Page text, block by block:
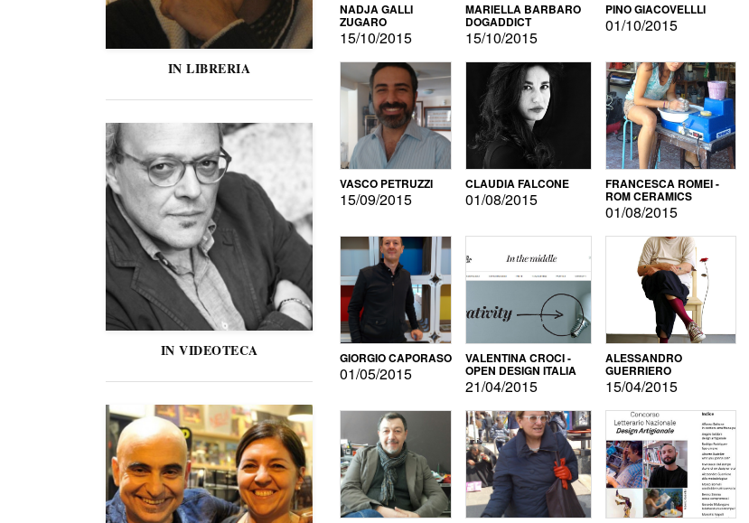
IN LIBRERIA
IN VIDEOTECA
NADJA GALLI
ZUGARO
15/10/2015
MARIELLA BARBARO
DOGADDICT
15/10/2015
PINO GIACOVELLLI
01/10/2015
VASCO PETRUZZI
15/09/2015
CLAUDIA FALCONE
01/08/2015
FRANCESCA ROMEI -
ROM CERAMICS
01/08/2015
GIORGIO CAPORASO
01/05/2015
VALENTINA CROCI -
OPEN DESIGN ITALIA
21/04/2015
ALESSANDRO
GUERRIERO
15/04/2015